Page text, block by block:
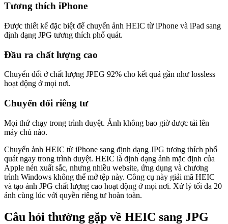
Tương thích iPhone
Được thiết kế đặc biệt để chuyển ảnh HEIC từ iPhone và iPad sang
định dạng JPG tương thích phổ quát.
Đầu ra chất lượng cao
Chuyển đổi ở chất lượng JPEG 92% cho kết quả gần như lossless
hoạt động ở mọi nơi.
Chuyển đổi riêng tư
Mọi thứ chạy trong trình duyệt. Ảnh không bao giờ được tải lên
máy chủ nào.
Chuyển ảnh HEIC từ iPhone sang định dạng JPG tương thích phổ
quát ngay trong trình duyệt. HEIC là định dạng ảnh mặc định của
Apple nén xuất sắc, nhưng nhiều website, ứng dụng và chương
trình Windows không thể mở tệp này. Công cụ này giải mã HEIC
và tạo ảnh JPG chất lượng cao hoạt động ở mọi nơi. Xử lý tối đa 20
ảnh cùng lúc với quyền riêng tư hoàn toàn.
Câu hỏi thường gặp về HEIC sang JPG